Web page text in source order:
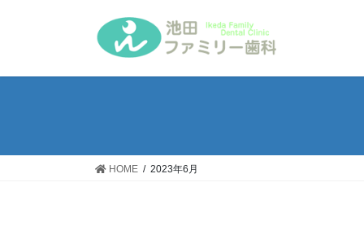
HOME 2023年6月